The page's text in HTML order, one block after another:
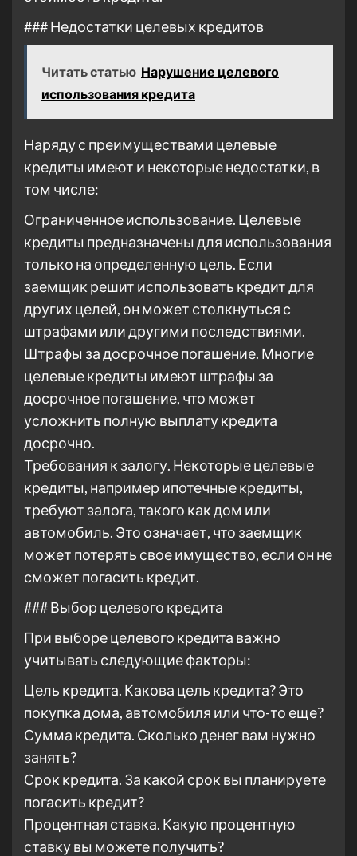
### Недостатки целевых кредитов
Читать статью Нарушение целевого
использования кредита
Наряду с преимуществами целевые
кредиты имеют и некоторые недостатки, в
том числе:
Ограниченное использование. Целевые
кредиты предназначены для использования
только на определенную цель. Если
заемщик решит использовать кредит для
других целей, он может столкнуться с
штрафами или другими последствиями.
Штрафы за досрочное погашение. Многие
целевые кредиты имеют штрафы за
досрочное погашение, что может
усложнить полную выплату кредита
досрочно.
Требования к залогу. Некоторые целевые
кредиты, например ипотечные кредиты,
требуют залога, такого как дом или
автомобиль. Это означает, что заемщик
может потерять свое имущество, если он не
сможет погасить кредит.
### Выбор целевого кредита
При выборе целевого кредита важно
учитывать следующие факторы:
Цель кредита. Какова цель кредита? Это
покупка дома, автомобиля или что-то еще?
Сумма кредита. Сколько денег вам нужно
занять?
Срок кредита. За какой срок вы планируете
погасить кредит?
Процентная ставка. Какую процентную
ставку вы можете получить?